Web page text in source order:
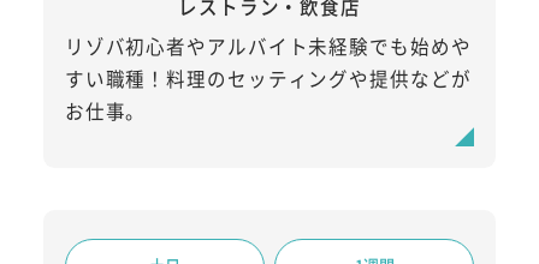
レストラン・飲食店
リゾバ初心者やアルバイト未経験でも始めや
すい職種！料理のセッティングや提供などが
お仕事。